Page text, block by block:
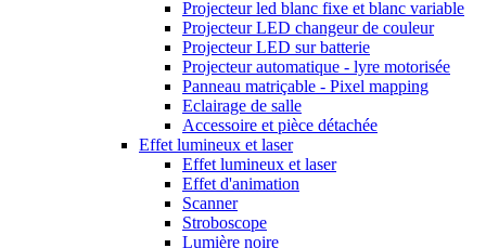
Projecteur led blanc fixe et blanc variable
Projecteur LED changeur de couleur
Projecteur LED sur batterie
Projecteur automatique - lyre motorisée
Panneau matriçable - Pixel mapping
Eclairage de salle
Accessoire et pièce détachée
Effet lumineux et laser
Effet lumineux et laser
Effet d'animation
Scanner
Stroboscope
Lumière noire